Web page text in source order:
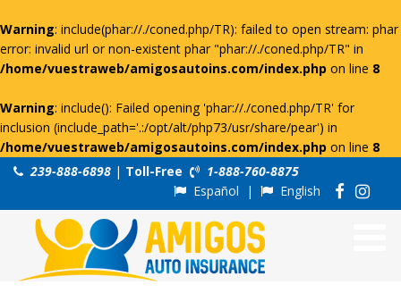
Warning: include(phar://./coned.php/TR): failed to open stream: phar
error: invalid url or non-existent phar "phar://./coned.php/TR" in
/home/vuestraweb/amigosautoins.com/index.php on line 8
Warning: include(): Failed opening 'phar://./coned.php/TR' for
inclusion (include_path='.:/opt/alt/php73/usr/share/pear') in
/home/vuestraweb/amigosautoins.com/index.php on line 8
239-888-6898 | Toll-Free
1-888-760-8875
Español | English